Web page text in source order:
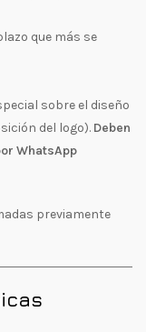
que más se
sobre el diseño
del logo). Deben
WhatsApp
previamente